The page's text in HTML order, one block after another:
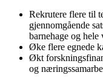
Rekrutere flere til
gjennomgående
barnehage og
Øke flere egnede
Økt
og